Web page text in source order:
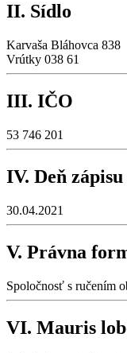
II. Sídlo
Karvaša Bláhovca 838
Vrútky 038 61
III. IČO
53 746 201
IV. Deň zápisu
30.04.2021
V. Právna
Spoločnosť s ručením
VI. Mauris